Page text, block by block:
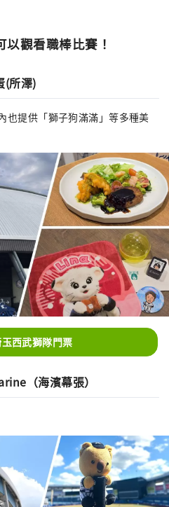
觀看職棒比賽！
(所澤)
也提供「獅子狗滿滿」等多種美
西武獅隊門票
（海濱幕張）